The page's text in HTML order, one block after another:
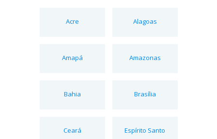
Acre Alagoas
Amapá Amazonas
Bahia Brasília
Ceará Espírito Santo